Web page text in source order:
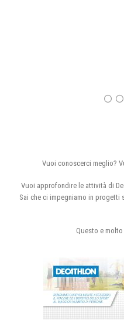
Vuoi conoscerci meglio?
Vuoi approfondire le attività di
Sai che ci impegniamo in
Questo e